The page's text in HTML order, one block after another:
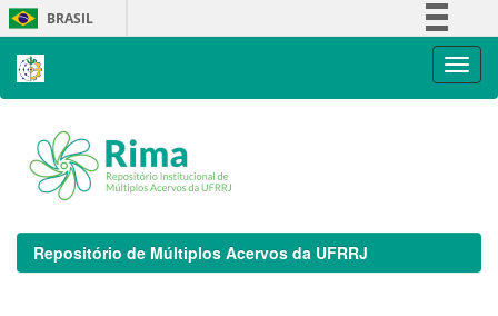
Skip
navigation
BRASIL
Repositório de Múltiplos Acervos da UFRRJ